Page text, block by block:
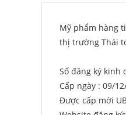
Mỹ phẩm hàng
thị trường Thái
Số đăng ký kinh
Cấp ngày : 09/
Được cấp mời